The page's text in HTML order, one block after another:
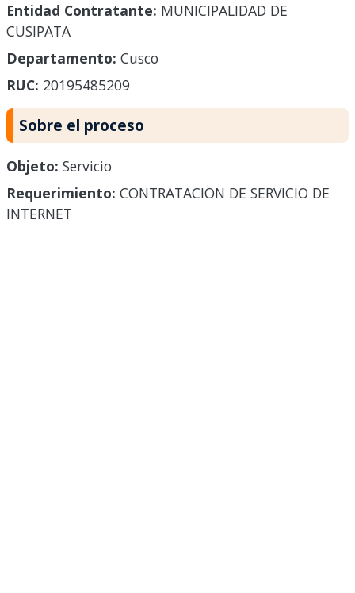
Entidad Contratante: MUNICIPALIDAD DE
CUSIPATA
Departamento: Cusco
RUC: 20195485209
Sobre el proceso
Objeto: Servicio
Requerimiento: CONTRATACION DE SERVICIO DE
INTERNET